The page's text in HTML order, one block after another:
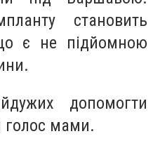
становить
є не підйомною
допомогти
голос мами.